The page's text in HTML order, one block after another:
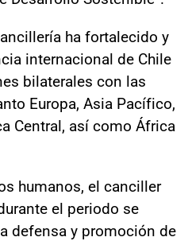
ha fortalecido y
internacional de Chile
bilaterales con las
Europa, Asia Pacífico,
Central, así como África
humanos, el canciller
el periodo se
defensa y promoción de